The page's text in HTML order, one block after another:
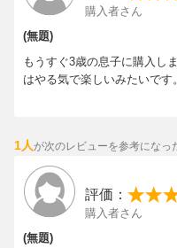
購入者さん
(無題)
もうすぐ3歳の息子に購入し
はやる気で楽しいみたいです。
1人が次のレビューを参考になっ
評価：
購入者さん
(無題)